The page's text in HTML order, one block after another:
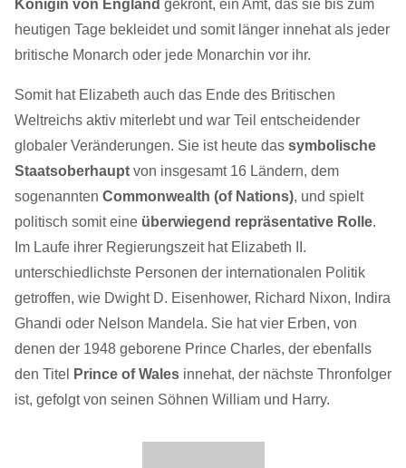
Königin von England gekrönt, ein Amt, das sie bis zum
heutigen Tage bekleidet und somit länger innehat als jeder
britische Monarch oder jede Monarchin vor ihr.
Somit hat Elizabeth auch das Ende des Britischen
Weltreichs aktiv miterlebt und war Teil entscheidender
globaler Veränderungen. Sie ist heute das symbolische
Staatsoberhaupt von insgesamt 16 Ländern, dem
sogenannten Commonwealth (of Nations), und spielt
politisch somit eine überwiegend repräsentative Rolle.
Im Laufe ihrer Regierungszeit hat Elizabeth II.
unterschiedlichste Personen der internationalen Politik
getroffen, wie Dwight D. Eisenhower, Richard Nixon, Indira
Ghandi oder Nelson Mandela. Sie hat vier Erben, von
denen der 1948 geborene Prince Charles, der ebenfalls
den Titel
Prince of Wales innehat, der nächste Thronfolger
ist, gefolgt von seinen Söhnen William und Harry.